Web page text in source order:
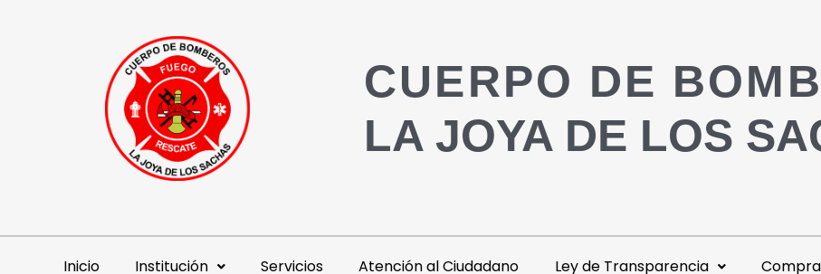
CUERPO DE
LA JOYA DE LOS
Inicio Institución Servicios Atención al Ciudadano Ley de Transparencia